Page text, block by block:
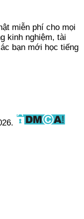
miễn phí cho mọi
kinh nghiệm, tài
bạn mới học tiếng